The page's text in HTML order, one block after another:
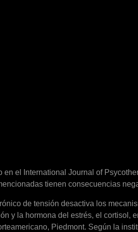
en el International Journal of
tienen consecuencias
de tensión desactiva los
y la hormona del estrés, el cortisol,
Piedmont. Según la